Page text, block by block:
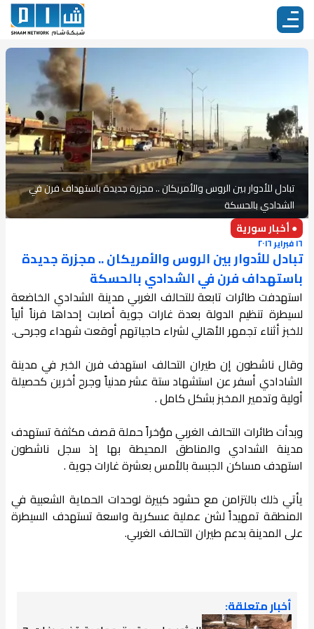
تبادل للأدوار بين الروس والأمريكان .. مجزرة جديدة باستهداف فرن في
الشدادي بالحسكة
● أخبار سورية
١٦ فبراير ٢٠١٦
تبادل للأدوار بين الروس والأمريكان .. مجزرة جديدة
باستهداف فرن في الشدادي بالحسكة
استهدفت طائرات تابعة للتحالف الغربي مدينة الشدادي الخاضعة
لسيطرة تنظيم الدولة بعدة غارات جوية أصابت إحداها فرناً ألياً
للخبز أثناء تجمهر الأهالي لشراء حاجياتهم أوقعت شهداء وجرحى.
وقال ناشطون إن طيران التحالف استهدف فرن الخبر في مدينة
الشادادي أسفر عن استشهاد ستة عشر مدنياً وجرح أخرين كحصيلة
أولية وتدمير المخبز بشكل كامل .
وبدأت طائرات التحالف الغربي مؤخراً حملة قصف مكثفة تستهدف
مدينة الشدادي والمناطق المحيطة بها إذ سجل ناشطون
استهدف مساكن الجبسة بالأمس بعشرة غارات جوية .
يأتي ذلك بالتزامن مع حشود كبيرة لوحدات الحماية الشعبية في
المنطقة تمهيداً لشن عملية عسكرية واسعة تستهدف السيطرة
على المدينة بدعم طيران التحالف الغربي.
أخبار متعلقة: